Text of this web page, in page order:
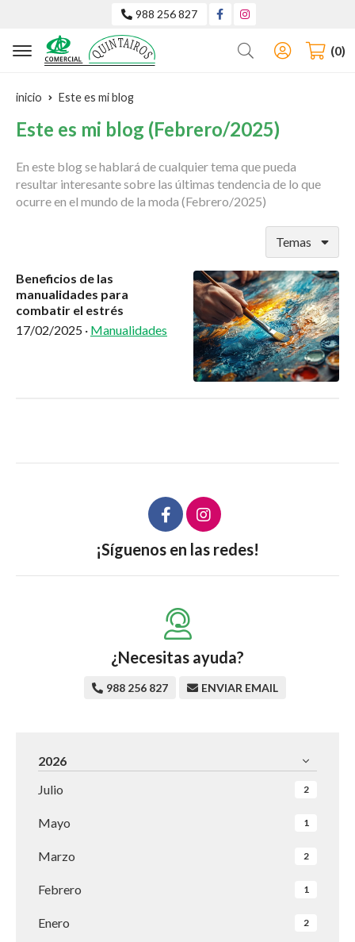
988 256 827
Buscar 0
inicio Este es mi blog
Este es mi blog (Febrero/2025)
En este blog se hablará de cualquier tema que pueda
resultar interesante sobre las últimas tendencia de lo que
ocurre en el mundo de la moda (Febrero/2025)
Temas
Beneficios de las
manualidades para
combatir el estrés
17/02/2025 · Manualidades
¡Síguenos en las redes!
¿Necesitas ayuda?
988 256 827 ENVIAR EMAIL
2026
Julio
2
Mayo 1
Marzo 2
Febrero 1
Enero 2